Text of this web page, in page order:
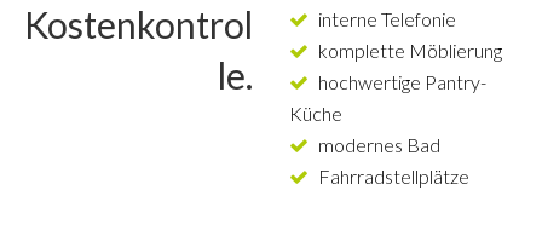
Kostenkontrol
le.
interne Telefonie
komplette Möblierung
hochwertige Pantry-
Küche
modernes Bad
Fahrradstellplätze